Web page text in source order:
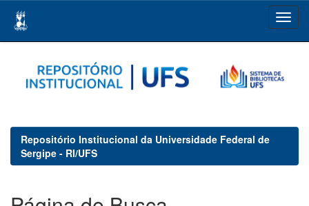
navigation
Repositório Institucional da Universidade Federal de
Sergipe - RI/UFS